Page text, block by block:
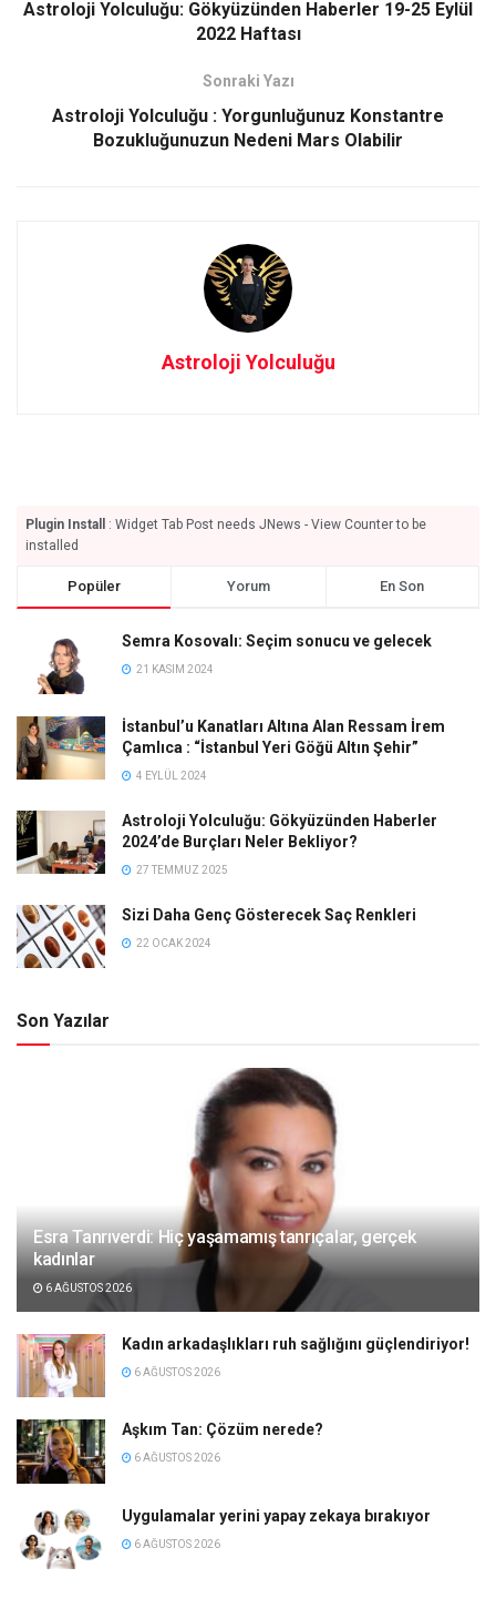
Astroloji Yolculuğu: Gökyüzünden Haberler 19-25 Eylül
2022 Haftası
Sonraki Yazı
Astroloji Yolculuğu : Yorgunluğunuz Konstantre
Bozukluğunuzun Nedeni Mars Olabilir
Astroloji Yolculuğu
Plugin Install
: Widget Tab Post needs JNews - View Counter to be
installed
Popüler Yorum En Son
Semra Kosovalı: Seçim sonucu ve gelecek
21 KASIM 2024
İstanbul’u Kanatları Altına Alan Ressam İrem
Çamlıca : “İstanbul Yeri Göğü Altın Şehir”
4 EYLÜL 2024
Astroloji Yolculuğu: Gökyüzünden Haberler
2024’de Burçları Neler Bekliyor?
27 TEMMUZ 2025
Sizi Daha Genç Gösterecek Saç Renkleri
22 OCAK 2024
Son Yazılar
Esra Tanrıverdi: Hiç yaşamamış tanrıçalar, gerçek
kadınlar
6 AĞUSTOS 2026
Kadın arkadaşlıkları ruh sağlığını güçlendiriyor!
6 AĞUSTOS 2026
Aşkım Tan: Çözüm nerede?
6 AĞUSTOS 2026
Uygulamalar yerini yapay zekaya bırakıyor
6 AĞUSTOS 2026